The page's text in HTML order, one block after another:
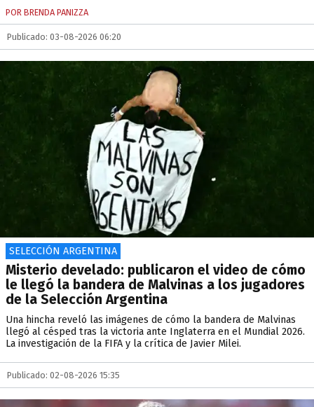
POR BRENDA PANIZZA
Publicado: 03-08-2026 06:20
SELECCIÓN ARGENTINA
Misterio develado: publicaron el video de cómo
le llegó la bandera de Malvinas a los jugadores
de la Selección Argentina
Una hincha reveló las imágenes de cómo la bandera de Malvinas
llegó al césped tras la victoria ante Inglaterra en el Mundial 2026.
La investigación de la FIFA y la crítica de Javier Milei.
Publicado: 02-08-2026 15:35